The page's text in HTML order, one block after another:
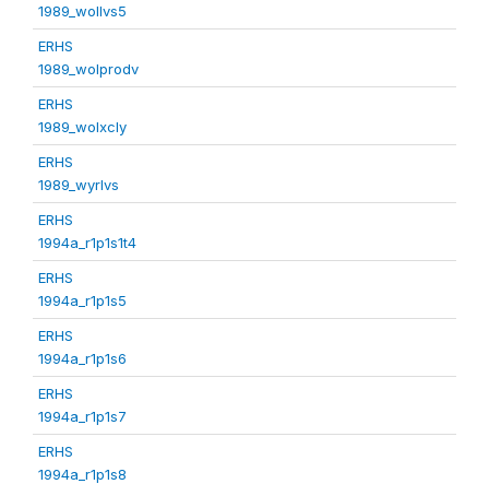
1989_wollvs5
ERHS
1989_wolprodv
ERHS
1989_wolxcly
ERHS
1989_wyrlvs
ERHS
1994a_r1p1s1t4
ERHS
1994a_r1p1s5
ERHS
1994a_r1p1s6
ERHS
1994a_r1p1s7
ERHS
1994a_r1p1s8